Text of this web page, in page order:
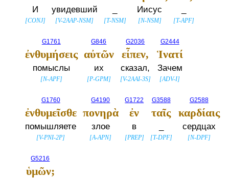
И
[CONJ]
увидевший
[V-2AAP-NSM] [T-NSM]
Иисус
[N-NSM] [T-APF]
G1761
ἐνθυμήσεις
помыслы
[N-APF]
G846
αὐτῶν
их
[P-GPM]
G2036
εἶπεν,
сказал,
[V-2AAI-3S]
G2444
Ἱνατί
Зачем
[ADV-I]
G1760
ἐνθυμεῖσθε
помышляете
[V-PNI-2P]
G4190
πονηρὰ
злое
[A-APN]
G1722
ἐν
в
[PREP]
G3588
ταῖς
[T-DPF]
G2588
καρδίαις
сердцах
[N-DPF]
G5216
ὑμῶν;